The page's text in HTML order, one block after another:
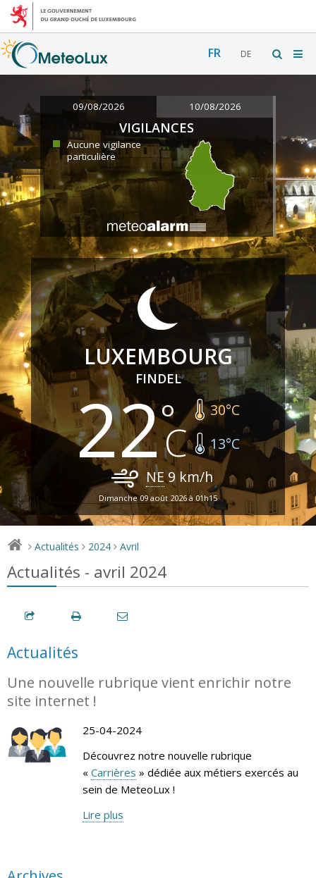
FR DE
09/08/2026 10/08/2026
VIGILANCES
Aucune vigilance
particulière
LUXEMBOURG
FINDEL
22 30°C
13°C
NE9 km/h
Dimanche 09 août 2026 à 01h15
> Actualités > 2024 > Avril
Actualités - avril 2024
Actualités
Une nouvelle rubrique vient enrichir notre
site internet !
25-04-2024
Découvrez notre nouvelle rubrique
« Carrières » dédiée aux métiers exercés au
sein de MeteoLux !
Lire plus